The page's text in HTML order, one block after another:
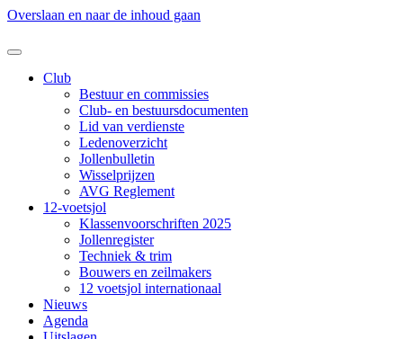
Overslaan en naar de inhoud gaan
Club
Bestuur en commissies
Club- en bestuursdocumenten
Lid van verdienste
Ledenoverzicht
Jollenbulletin
Wisselprijzen
AVG Reglement
12-voetsjol
Klassenvoorschriften 2025
Jollenregister
Techniek & trim
Bouwers en zeilmakers
12 voetsjol internationaal
Nieuws
Agenda